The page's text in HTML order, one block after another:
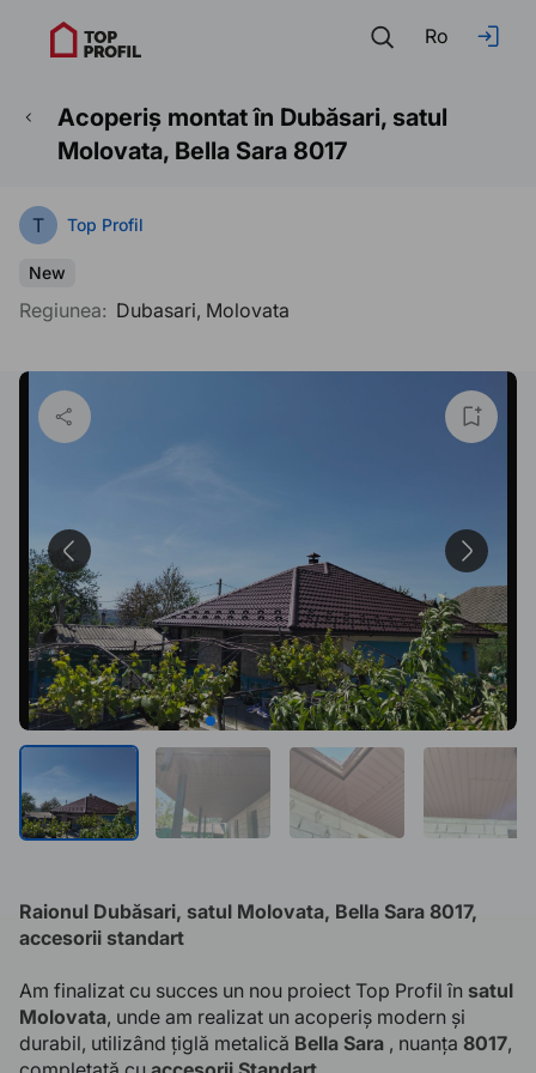
Ro
Acoperiș montat în Dubăsari, satul
Molovata, Bella Sara 8017
Raionul Dubăsari, satul Molovata, Bella Sara 8017,
accesorii standart
Am finalizat cu succes un nou proiect Top Profil în satul
Molovata, unde am realizat un acoperiș modern și
durabil, utilizând țiglă metalică Bella Sara , nuanța 8017,
T Top Profil
New
Regiunea: Dubasari, Molovata